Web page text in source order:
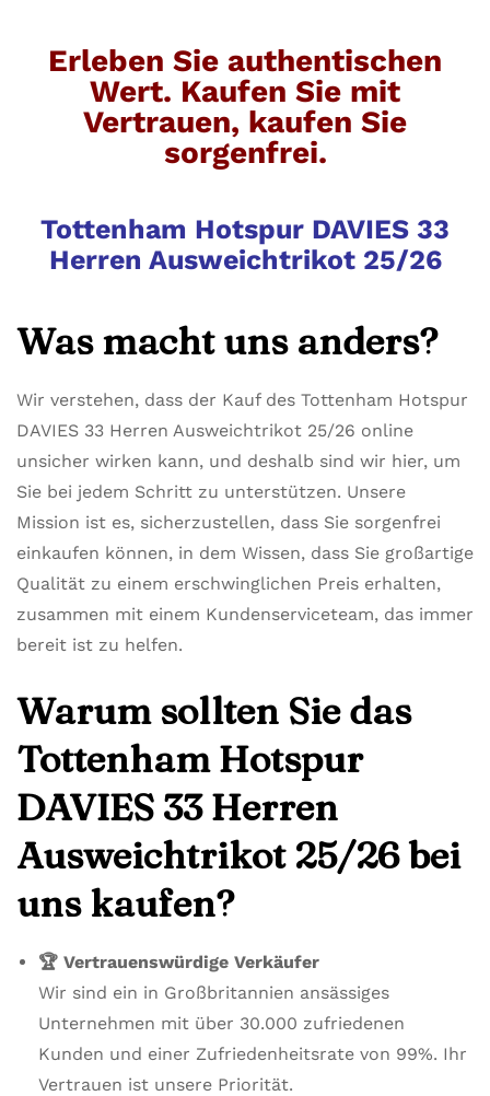
Erleben Sie authentischen
Wert. Kaufen Sie mit
Vertrauen, kaufen Sie
sorgenfrei.
Tottenham Hotspur DAVIES 33
Herren Ausweichtrikot 25/26
Was macht uns anders?
Wir verstehen, dass der Kauf des Tottenham Hotspur
DAVIES 33 Herren Ausweichtrikot 25/26 online
unsicher wirken kann, und deshalb sind wir hier, um
Sie bei jedem Schritt zu unterstützen. Unsere
Mission ist es, sicherzustellen, dass Sie sorgenfrei
einkaufen können, in dem Wissen, dass Sie großartige
Qualität zu einem erschwinglichen Preis erhalten,
zusammen mit einem Kundenserviceteam, das immer
bereit ist zu helfen.
Warum sollten Sie das
Tottenham Hotspur
DAVIES 33 Herren
Ausweichtrikot 25/26 bei
uns kaufen?
🏆 Vertrauenswürdige Verkäufer
Wir sind ein in Großbritannien ansässiges
Unternehmen mit über 30.000 zufriedenen
Kunden und einer Zufriedenheitsrate von 99%. Ihr
Vertrauen ist unsere Priorität.